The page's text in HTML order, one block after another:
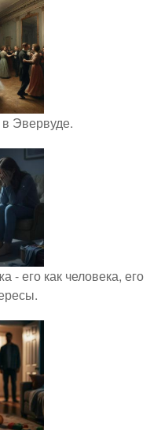
Эвервуде.
- его как человека, его